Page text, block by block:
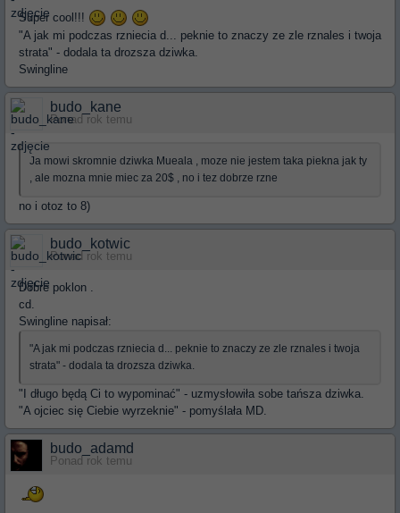
Super cool!!!
"A jak mi podczas rzniecia d... peknie to znaczy ze zle rznales i twoja
strata" - dodala ta drozsza dziwka.
Swingline
budo_kane
Ponad rok temu
Ja mowi skromnie dziwka Mueala , moze nie jestem taka piekna jak ty
, ale mozna mnie miec za 20$ , no i tez dobrze rzne
no i otoz to 8)
budo_kotwic
Ponad rok temu
Dobre poklon .
cd.
Swingline napisał:
"A jak mi podczas rzniecia d... peknie to znaczy ze zle rznales i twoja
strata" - dodala ta drozsza dziwka.
"I długo będą Ci to wypominać" - uzmysłowiła sobe tańsza dziwka.
"A ojciec się Ciebie wyrzeknie" - pomyślała MD.
budo_adamd
Ponad rok temu